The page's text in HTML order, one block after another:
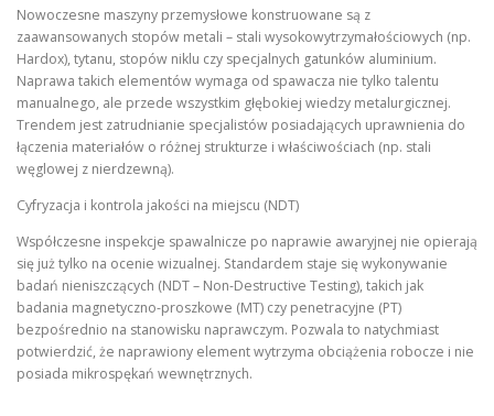
Nowoczesne maszyny przemysłowe konstruowane są z
zaawansowanych stopów metali – stali wysokowytrzymałościowych (np.
Hardox), tytanu, stopów niklu czy specjalnych gatunków aluminium.
Naprawa takich elementów wymaga od spawacza nie tylko talentu
manualnego, ale przede wszystkim głębokiej wiedzy metalurgicznej.
Trendem jest zatrudnianie specjalistów posiadających uprawnienia do
łączenia materiałów o różnej strukturze i właściwościach (np. stali
węglowej z nierdzewną).
Cyfryzacja i kontrola jakości na miejscu (NDT)
Współczesne inspekcje spawalnicze po naprawie awaryjnej nie opierają
się już tylko na ocenie wizualnej. Standardem staje się wykonywanie
badań nieniszczących (NDT – Non-Destructive Testing), takich jak
badania magnetyczno-proszkowe (MT) czy penetracyjne (PT)
bezpośrednio na stanowisku naprawczym. Pozwala to natychmiast
potwierdzić, że naprawiony element wytrzyma obciążenia robocze i nie
posiada mikrospękań wewnętrznych.